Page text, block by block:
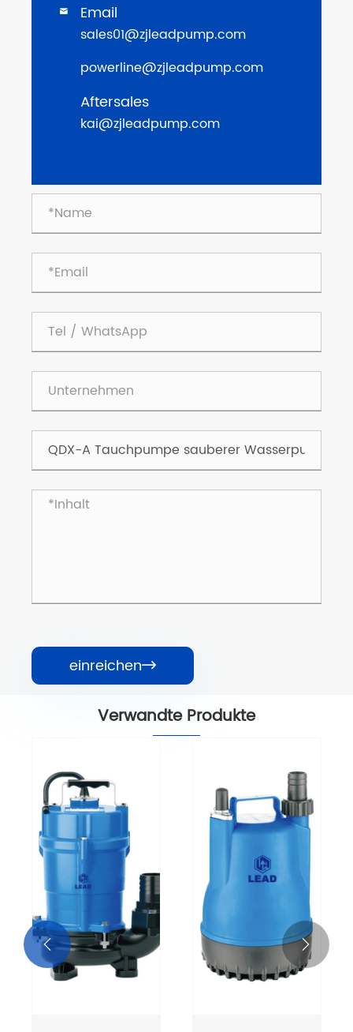
 Email
sales01@zjleadpump.com
powerline@zjleadpump.com
Aftersales
kai@zjleadpump.com
einreichen
Verwandte Produkte
 